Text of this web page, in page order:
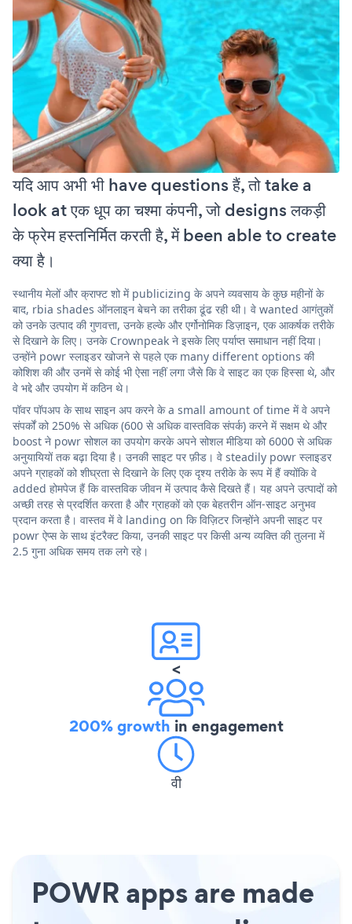
यदि आप अभी भी have questions हैं, तो take a
look at एक धूप का चश्मा कंपनी, जो designs लकड़ी
के फ्रेम हस्तनिर्मित करती है, में been able to create
क्या है।
स्थानीय मेलों और क्राफ्ट शो में publicizing के अपने व्यवसाय के कुछ महीनों के
बाद, rbia shades ऑनलाइन बेचने का तरीका ढूंढ रही थी। वे wanted आगंतुकों
को उनके उत्पाद की गुणवत्ता, उनके हल्के और एर्गोनोमिक डिज़ाइन, एक आकर्षक तरीके
से दिखाने के लिए। उनके Crownpeak ने इसके लिए पर्याप्त समाधान नहीं दिया।
उन्होंने powr स्लाइडर खोजने से पहले एक many different options की
कोशिश की और उनमें से कोई भी ऐसा नहीं लगा जैसे कि वे साइट का एक हिस्सा थे, और
वे भद्दे और उपयोग में कठिन थे।
पॉवर पॉपअप के साथ साइन अप करने के a small amount of time में वे अपने
संपर्कों को 250% से अधिक (600 से अधिक वास्तविक संपर्क) करने में सक्षम थे और
boost ने powr सोशल का उपयोग करके अपने सोशल मीडिया को 6000 से अधिक
अनुयायियों तक बढ़ा दिया है। उनकी साइट पर फ़ीड। वे steadily powr स्लाइडर
अपने ग्राहकों को शीघ्रता से दिखाने के लिए एक दृश्य तरीके के रूप में हैं क्योंकि वे
added होमपेज हैं कि वास्तविक जीवन में उत्पाद कैसे दिखते हैं। यह अपने उत्पादों को
अच्छी तरह से प्रदर्शित करता है और ग्राहकों को एक बेहतरीन ऑन-साइट अनुभव
प्रदान करता है। वास्तव में वे landing on कि विज़िटर जिन्होंने अपनी साइट पर
powr ऐप्स के साथ इंटरैक्ट किया, उनकी साइट पर किसी अन्य व्यक्ति की तुलना में
2.5 गुना अधिक समय तक लगे रहे।
<
200% growth in engagement
वी
POWR apps are made